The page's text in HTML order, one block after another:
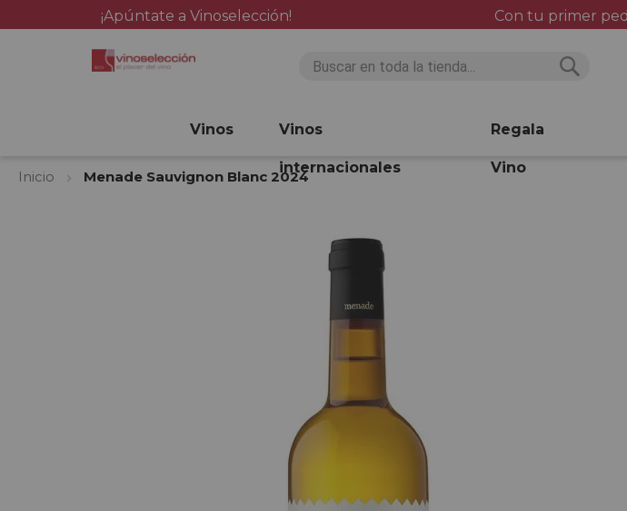
¡Apúntate a Vinoselección! Con tu primer
Vinos Vinos
internacionales
Regala
Vino
Inicio
Menade Sauvignon Blanc 2024